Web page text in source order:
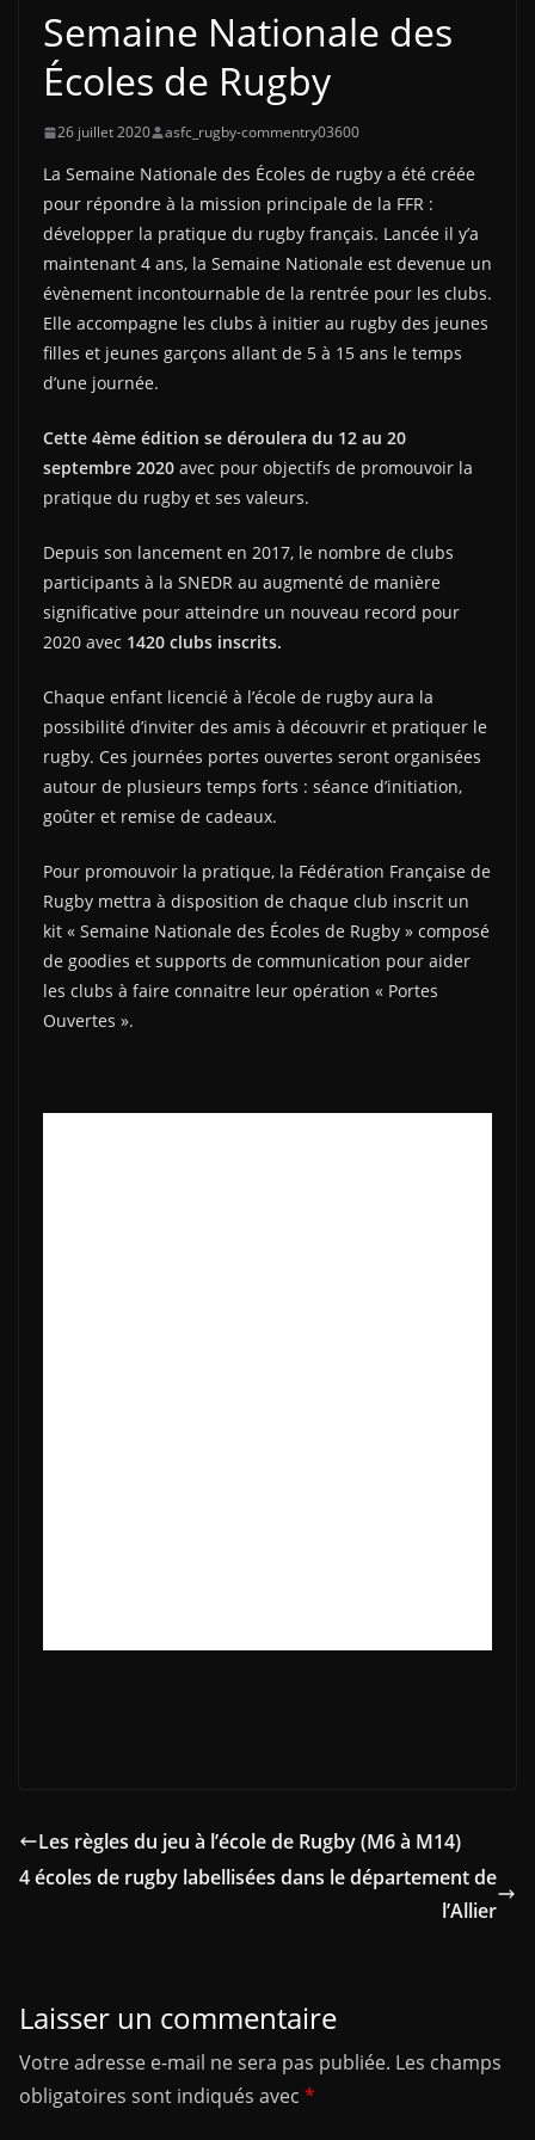
Semaine Nationale des
Écoles de Rugby
26 juillet 2020 asfc_rugby-commentry03600
La Semaine Nationale des Écoles de rugby a été créée
pour répondre à la mission principale de la FFR :
développer la pratique du rugby français. Lancée il y’a
maintenant 4 ans, la Semaine Nationale est devenue un
évènement incontournable de la rentrée pour les clubs.
Elle accompagne les clubs à initier au rugby des jeunes
filles et jeunes garçons allant de 5 à 15 ans le temps
d’une journée.
Cette 4ème édition se déroulera du 12 au 20
septembre 2020 avec pour objectifs de promouvoir la
pratique du rugby et ses valeurs.
Depuis son lancement en 2017, le nombre de clubs
participants à la SNEDR au augmenté de manière
significative pour atteindre un nouveau record pour
2020 avec 1420 clubs inscrits.
Chaque enfant licencié à l’école de rugby aura la
possibilité d’inviter des amis à découvrir et pratiquer le
rugby. Ces journées portes ouvertes seront organisées
autour de plusieurs temps forts : séance d’initiation,
goûter et remise de cadeaux.
Pour promouvoir la pratique, la Fédération Française de
Rugby mettra à disposition de chaque club inscrit un
kit « Semaine Nationale des Écoles de Rugby » composé
de goodies et supports de communication pour aider
les clubs à faire connaitre leur opération « Portes
Ouvertes ».
Les règles du jeu à l’école de Rugby (M6 à M14)
4 écoles de rugby labellisées dans le département de
l’Allier
Laisser un commentaire
Votre adresse e-mail ne sera pas publiée. Les champs
obligatoires sont indiqués avec *